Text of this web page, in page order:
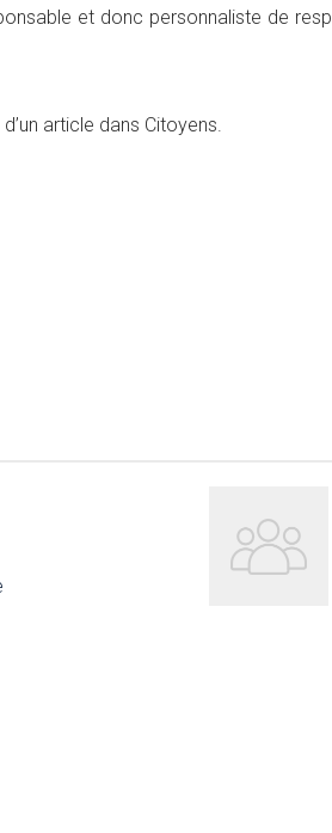
et donc personnaliste de
article dans Citoyens.